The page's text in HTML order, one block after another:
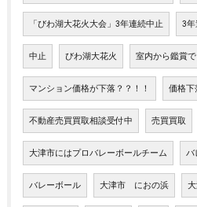
「びわ湖大花火大会」3年連続中止 3年
中止 びわ湖大花火 室内から鑑賞
マンション価格が下落？？！！ 価格下
不動産売買買取相談受付中 売買買取
大津市にはプロバレーボールチーム バ
バレーボール 大津市 におの浜